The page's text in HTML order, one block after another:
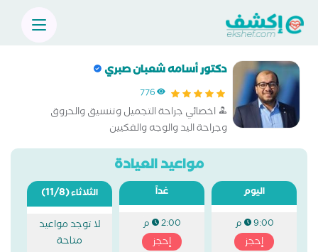
دكتور أسامه شعبان صبري
776
اخصائي جراحة التجميل وتنسيق والحروق
وجراحة اليد والوجه والفكيين
مواعيد العيادة
اليوم
9:00 م
إحجز
غداً
2:00 م
إحجز
الثلاثاء(11/8)
لا توجد مواعيد
متاحة